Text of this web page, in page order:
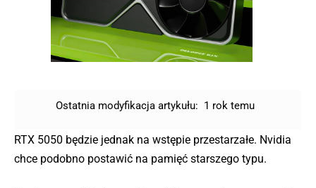
Ostatnia modyfikacja artykułu: 1 rok temu
RTX 5050 będzie jednak na wstępie przestarzałe. Nvidia
chce podobno postawić na pamięć starszego typu.